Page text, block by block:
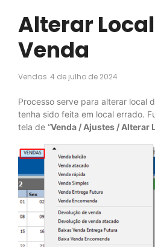
Alterar
Venda
Vendas 4 de julho de 2024
Processo serve para alterar local
tenha sido feita em local errado.
tela de “Venda / Ajustes / Alterar